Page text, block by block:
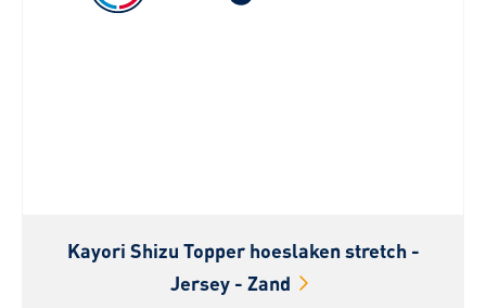
Kayori Shizu Topper hoeslaken stretch -
Jersey - Zand